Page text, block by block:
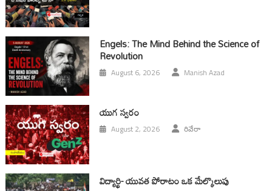
Engels: The Mind Behind the Science of
Revolution
August 6, 2026 Manish Azad
యుగ స్వ‌రం
August 2, 2026 రివేరా
విద్యార్థి- యువత పోరాటం ఒక మేల్కొలుపు